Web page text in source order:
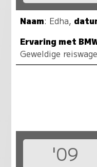
Naam: Edha,
Ervaring met
Geweldige
'09